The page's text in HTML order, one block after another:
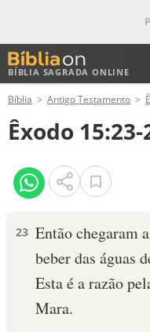
BÍBLIA SAGRADA ONLINE
ANTIGO TESTAMENTO
NOVO TESTAMENTO
VERSÍCULOS
PALAVRA DO DIA
SALMO DO DIA
Bíblia Antigo Testamento
Êxodo 15:23-
23 Então chegaram
beber das águas
Esta é a razão
Mara.